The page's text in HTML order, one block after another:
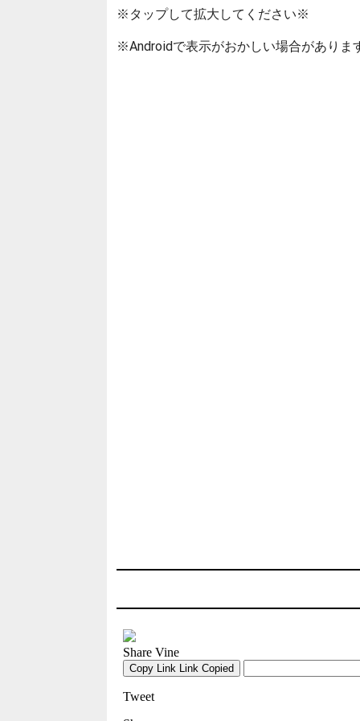
※タップして拡大してください※
※Androidで表示がおかしい場合があり